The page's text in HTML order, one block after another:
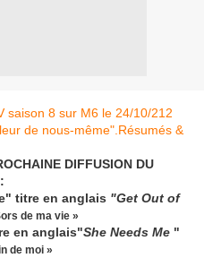
saison 8 sur M6 le 24/10/212
de nous-même".Résumés &
DIFFUSION DU
titre en anglais "Get Out of
de ma vie »
en anglais"She Needs Me "
de moi »